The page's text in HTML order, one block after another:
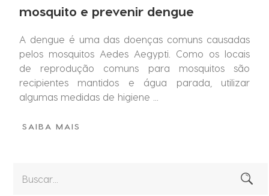
mosquito e prevenir dengue
A dengue é uma das doenças comuns causadas
pelos mosquitos Aedes Aegypti. Como os locais
de reprodução comuns para mosquitos são
recipientes mantidos e água parada, utilizar
algumas medidas de higiene ...
SAIBA MAIS